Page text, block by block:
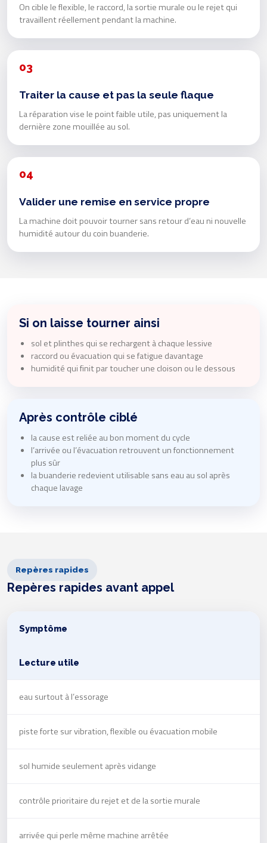
On cible le flexible, le raccord, la sortie murale ou le rejet qui
travaillent réellement pendant la machine.
03
Traiter la cause et pas la seule flaque
La réparation vise le point faible utile, pas uniquement la
dernière zone mouillée au sol.
04
Valider une remise en service propre
La machine doit pouvoir tourner sans retour d’eau ni nouvelle
humidité autour du coin buanderie.
Si on laisse tourner ainsi
sol et plinthes qui se rechargent à chaque lessive
raccord ou évacuation qui se fatigue davantage
humidité qui finit par toucher une cloison ou le dessous
Après contrôle ciblé
la cause est reliée au bon moment du cycle
l’arrivée ou l’évacuation retrouvent un fonctionnement
plus sûr
la buanderie redevient utilisable sans eau au sol après
chaque lavage
Repères rapides
Repères rapides avant appel
Symptôme
Lecture utile
eau surtout à l’essorage
piste forte sur vibration, flexible ou évacuation mobile
sol humide seulement après vidange
contrôle prioritaire du rejet et de la sortie murale
arrivée qui perle même machine arrêtée